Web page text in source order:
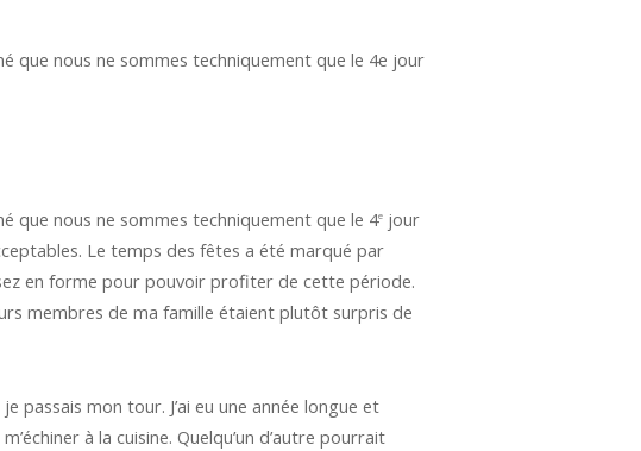
que nous ne sommes techniquement que le 4e jour
que nous ne sommes techniquement que le 4e jour
Le temps des fêtes a été marqué par
en forme pour pouvoir profiter de cette période.
membres de ma famille étaient plutôt surpris de
passais mon tour. J’ai eu une année longue et
à la cuisine. Quelqu’un d’autre pourrait